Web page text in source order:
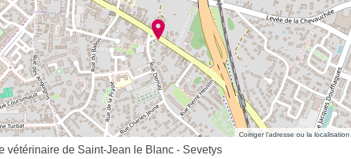
Corriger l’adresse ou la localisation
vétérinaire de Saint-Jean le Blanc - Sevetys